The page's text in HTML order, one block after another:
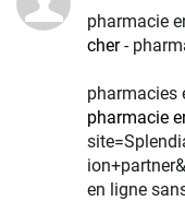
pharmacie
cher-
pharmacies
pharmacie
en ligne